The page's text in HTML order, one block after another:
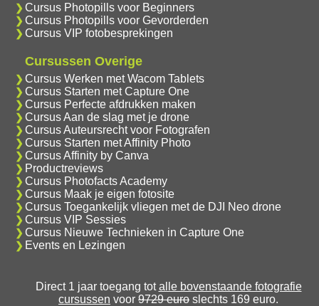
Cursus Photopills voor Beginners
Cursus Photopills voor Gevorderden
Cursus VIP fotobesprekingen
Cursussen Overige
Cursus Werken met Wacom Tablets
Cursus Starten met Capture One
Cursus Perfecte afdrukken maken
Cursus Aan de slag met je drone
Cursus Auteursrecht voor Fotografen
Cursus Starten met Affinity Photo
Cursus Affinity by Canva
Productreviews
Cursus Photofacts Academy
Cursus Maak je eigen fotosite
Cursus Toegankelijk vliegen met de DJI Neo drone
Cursus VIP Sessies
Cursus Nieuwe Technieken in Capture One
Events en Lezingen
Direct 1 jaar toegang totalle bovenstaande fotografie
cursussen voor 9729 euro slechts 169 euro.